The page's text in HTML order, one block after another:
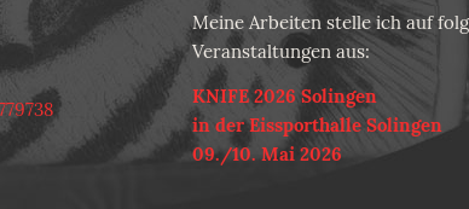
Meine Arbeiten stelle ich auf
Veranstaltungen aus:
KNIFE 2026 Solingen
in der Eissporthalle Solingen
09./10. Mai 2026